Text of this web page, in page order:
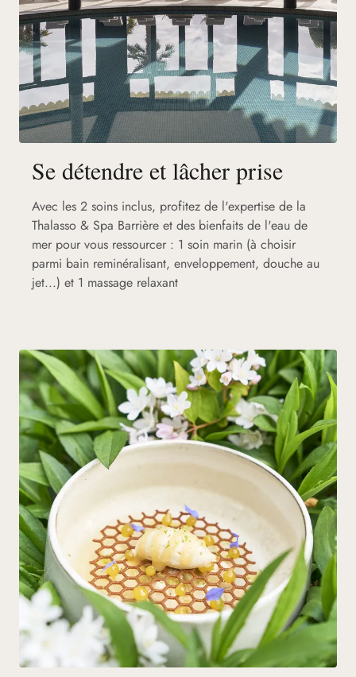
Se détendre et lâcher prise
Avec les 2 soins inclus, profitez de l'expertise de la
Thalasso & Spa Barrière et des bienfaits de l'eau de
mer pour vous ressourcer : 1 soin marin (à choisir
parmi bain reminéralisant, enveloppement, douche au
jet...) et 1 massage relaxant